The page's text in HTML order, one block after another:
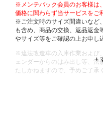
※メンテパック会員のお客様は
価格に関わらず当サービスをご
※ご注文時のサイズ間違いなど
も含め、商品の交換、返品返金
やサイズ等をご確認の上お申し
※違法改造車の入庫作業および
ェンダーからのはみ出し等、
たしかねますので、予めご了承